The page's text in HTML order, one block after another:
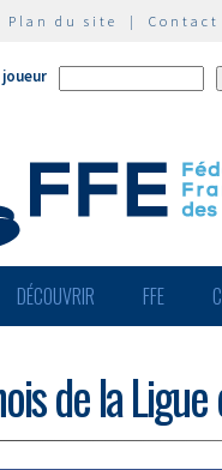
Plan du site | Contact
joueur
DÉCOUVRIR FFE
de la Ligue